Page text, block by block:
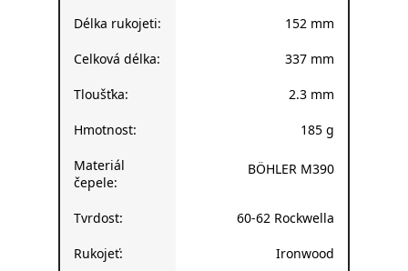
Délka rukojeti: 152 mm
Celková délka: 337 mm
Tloušťka: 2.3 mm
Hmotnost: 185 g
Materiál
čepele:
BÖHLER M390
Tvrdost: 60-62 Rockwella
Rukojeť: Ironwood